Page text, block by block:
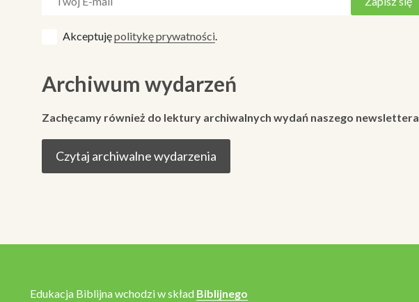
Akceptujępolitykę prywatności
Archiwum wydarzeń
Zachęcamy również do lektury archiwalnych wydań naszego newslettera
Czytaj archiwalne wydarzenia
Edukacja Biblijna wchodzi w skład Biblijnego